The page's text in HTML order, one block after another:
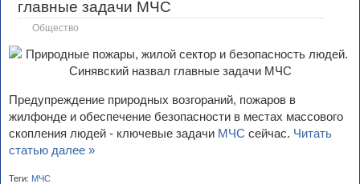
главные задачи МЧС
Общество
Предупреждение природных возгораний, пожаров в
жилфонде и обеспечение безопасности в местах массового
скопления людей - ключевые задачи МЧС сейчас. Читать
статью далее »
Теги: МЧС